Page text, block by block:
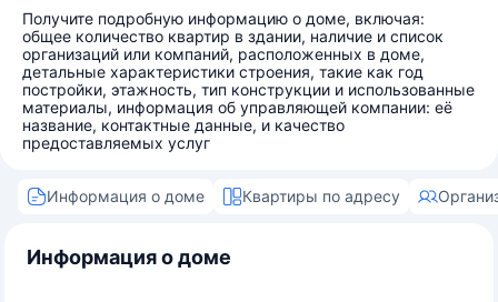
Получите подробную информацию о доме, включая:
общее количество квартир в здании, наличие и список
организаций или компаний, расположенных в доме,
детальные характеристики строения, такие как год
постройки, этажность, тип конструкции и использованные
материалы, информация об управляющей компании: её
название, контактные данные, и качество
предоставляемых услуг
Информация о доме Квартиры по адресу
Информация о доме